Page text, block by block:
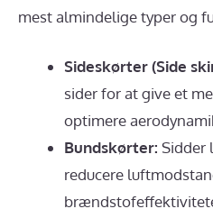
mest almindelige typer og
Sideskørter (Side
sider for at give et
optimere
Bundskørter: Sidder
reducere